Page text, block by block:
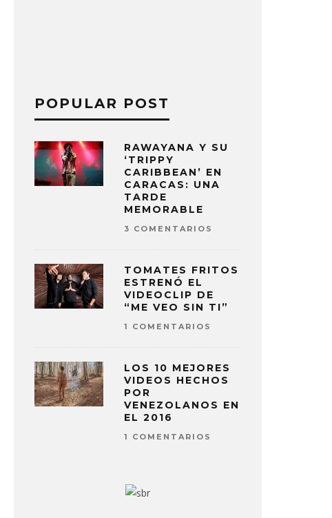
POPULAR POST
RAWAYANA Y SU
‘TRIPPY
CARIBBEAN’ EN
CARACAS: UNA
TARDE
MEMORABLE
3 COMENTARIOS
TOMATES FRITOS
ESTRENÓ EL
VIDEOCLIP DE
“ME VEO SIN TI”
1 COMENTARIOS
LOS 10 MEJORES
VIDEOS HECHOS
POR
VENEZOLANOS EN
EL 2016
1 COMENTARIOS